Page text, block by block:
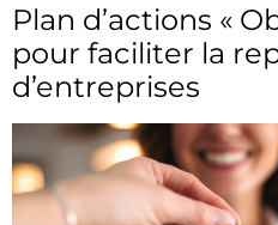
Plan d’actions «
pour faciliter la
d’entreprises